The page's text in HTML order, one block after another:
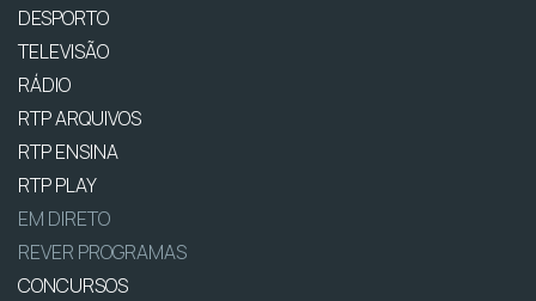
DESPORTO
TELEVISÃO
RÁDIO
RTP ARQUIVOS
RTP ENSINA
RTP PLAY
EM DIRETO
REVER PROGRAMAS
CONCURSOS